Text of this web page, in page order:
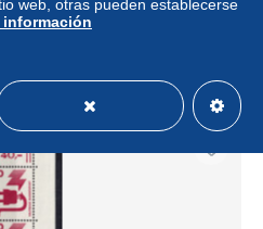
US$
web, otras pueden establecerse
información